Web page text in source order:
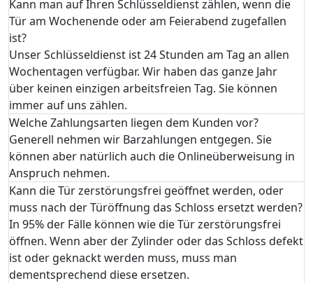
Kann man auf Ihren Schlüsseldienst zählen, wenn die
Tür am Wochenende oder am Feierabend zugefallen
ist?
Unser Schlüsseldienst ist 24 Stunden am Tag an allen
Wochentagen verfügbar. Wir haben das ganze Jahr
über keinen einzigen arbeitsfreien Tag. Sie können
immer auf uns zählen.
Welche Zahlungsarten liegen dem Kunden vor?
Generell nehmen wir Barzahlungen entgegen. Sie
können aber natürlich auch die Onlineüberweisung in
Anspruch nehmen.
Kann die Tür zerstörungsfrei geöffnet werden, oder
muss nach der Türöffnung das Schloss ersetzt werden?
In 95% der Fälle können wie die Tür zerstörungsfrei
öffnen. Wenn aber der Zylinder oder das Schloss defekt
ist oder geknackt werden muss, muss man
dementsprechend diese ersetzen.